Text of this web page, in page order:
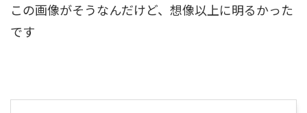
この画像がそうなんだけど、想像以上に明るかった
です